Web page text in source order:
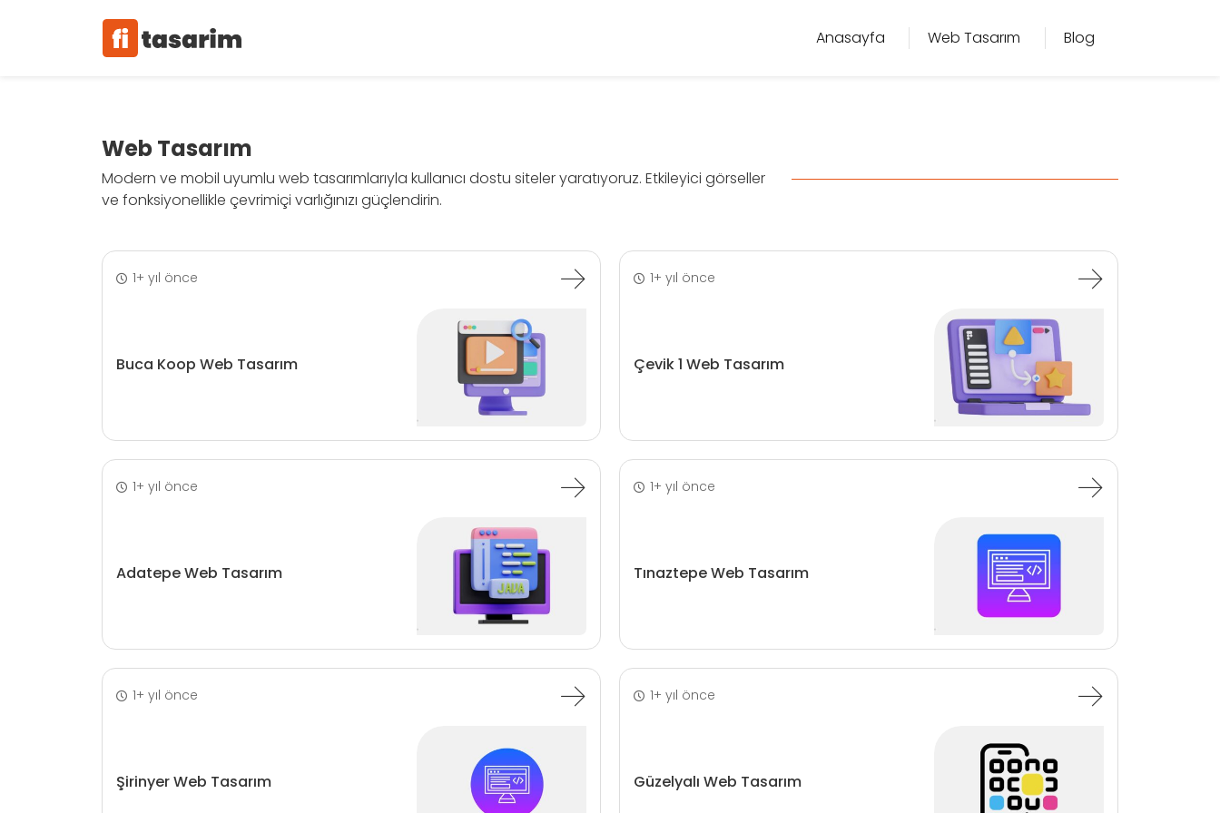
Anasayfa Web Tasarım Blog
Web Tasarım
Modern ve mobil uyumlu web tasarımlarıyla kullanıcı dostu siteler yaratıyoruz. Etkileyici görseller
ve fonksiyonellikle çevrimiçi varlığınızı güçlendirin.
1+ yıl önce
Buca Koop Web Tasarım
1+ yıl önce
Çevik 1 Web Tasarım
1+ yıl önce
Adatepe Web Tasarım
1+ yıl önce
Tınaztepe Web Tasarım
1+ yıl önce
Şirinyer Web Tasarım
1+ yıl önce
Güzelyalı Web Tasarım